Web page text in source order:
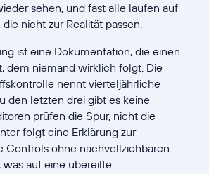
sehen, und fast alle laufen auf
nicht zur Realität passen.
ist eine Dokumentation, die einen
dem niemand wirklich folgt. Die
nennt vierteljährliche
den letzten drei gibt es keine
prüfen die Spur, nicht die
folgt eine Erklärung zur
Controls ohne nachvollziehbaren
was auf eine übereilte